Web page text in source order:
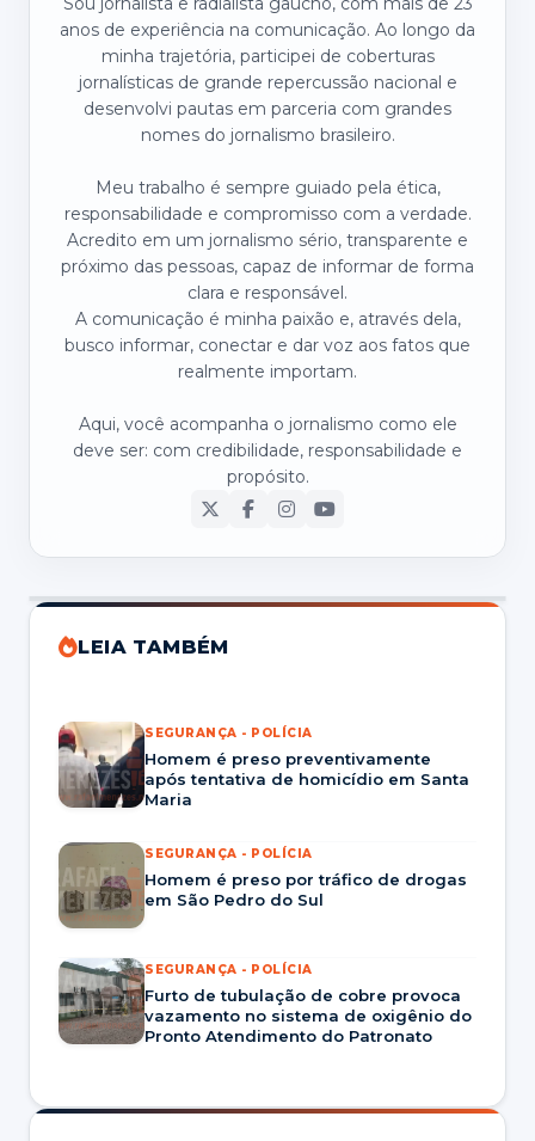
anos de experiência na comunicação. Ao longo da
minha trajetória, participei de coberturas
jornalísticas de grande repercussão nacional e
desenvolvi pautas em parceria com grandes
nomes do jornalismo brasileiro.
Meu trabalho é sempre guiado pela ética,
responsabilidade e compromisso com a verdade.
Acredito em um jornalismo sério, transparente e
próximo das pessoas, capaz de informar de forma
clara e responsável.
A comunicação é minha paixão e, através dela,
busco informar, conectar e dar voz aos fatos que
realmente importam.
Aqui, você acompanha o jornalismo como ele
deve ser: com credibilidade, responsabilidade e
propósito.
LEIA TAMBÉM
SEGURANÇA - POLÍCIA
Homem é preso preventivamente
após tentativa de homicídio em Santa
Maria
SEGURANÇA - POLÍCIA
Homem é preso por tráfico de drogas
em São Pedro do Sul
SEGURANÇA - POLÍCIA
Furto de tubulação de cobre provoca
vazamento no sistema de oxigênio do
Pronto Atendimento do Patronato